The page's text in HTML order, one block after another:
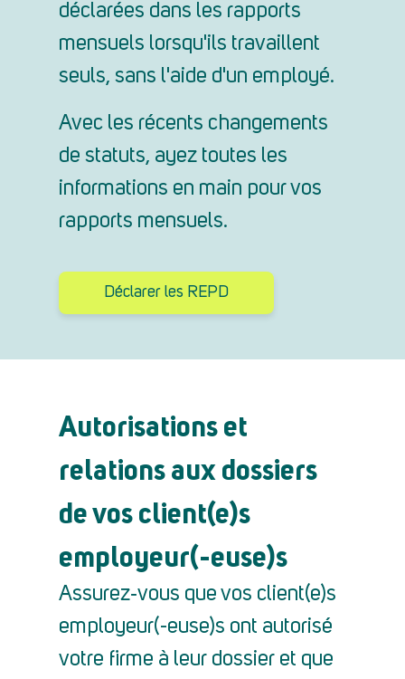
déclarées dans les rapports
mensuels lorsqu'ils travaillent
seuls, sans l'aide d'un employé.
Avec les récents changements
de statuts, ayez toutes les
informations en main pour vos
rapports mensuels.
Déclarer les REPD
Autorisations et
relations aux dossiers
de vos client(e)s
employeur(-euse)s
Assurez‑vous que vos client(e)s
employeur(-euse)s ont autorisé
votre firme à leur dossier et que